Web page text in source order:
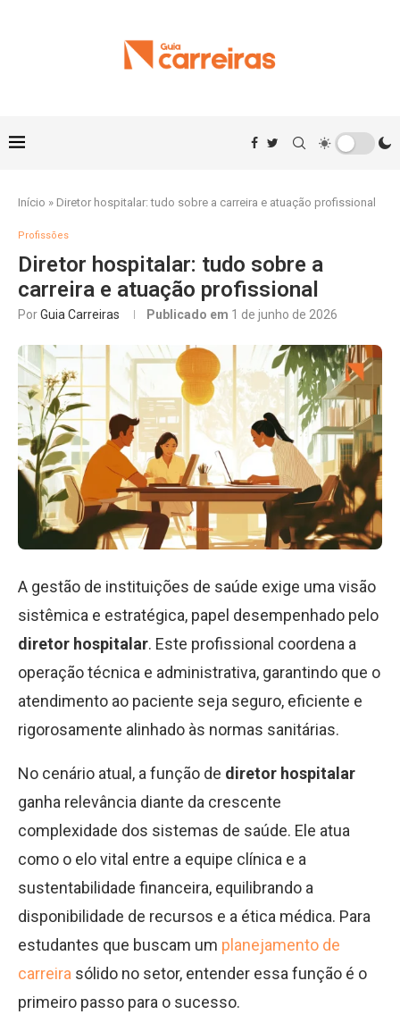
Início » Diretor hospitalar: tudo sobre a carreira e atuação profissional
Profissões
Diretor hospitalar: tudo sobre a
carreira e atuação profissional
PorGuia Carreiras Publicado em 1 de junho de 2026
A gestão de instituições de saúde exige uma visão
sistêmica e estratégica, papel desempenhado pelo
diretor hospitalar. Este profissional coordena a
operação técnica e administrativa, garantindo que o
atendimento ao paciente seja seguro, eficiente e
rigorosamente alinhado às normas sanitárias.
No cenário atual, a função de diretor hospitalar
ganha relevância diante da crescente
complexidade dos sistemas de saúde. Ele atua
como o elo vital entre a equipe clínica e a
sustentabilidade financeira, equilibrando a
disponibilidade de recursos e a ética médica. Para
estudantes que buscam um planejamento de
carreira sólido no setor, entender essa função é o
primeiro passo para o sucesso.